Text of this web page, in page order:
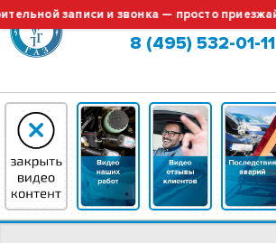
записи и звонка — просто приезжайте!
Москва (сменить город?)
8 (495) 532-01-11